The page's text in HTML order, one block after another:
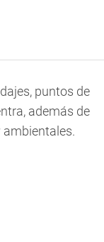
puntos de
además de
ambientales.